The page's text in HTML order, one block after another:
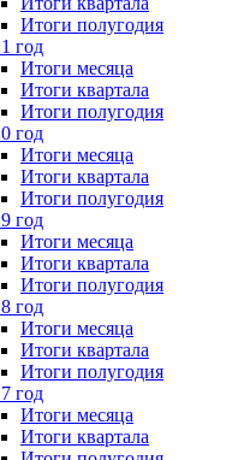
Итоги полугодия
год
Итоги месяца
Итоги квартала
Итоги полугодия
год
Итоги месяца
Итоги квартала
Итоги полугодия
год
Итоги месяца
Итоги квартала
Итоги полугодия
год
Итоги месяца
Итоги квартала
Итоги полугодия
год
Итоги месяца
Итоги квартала